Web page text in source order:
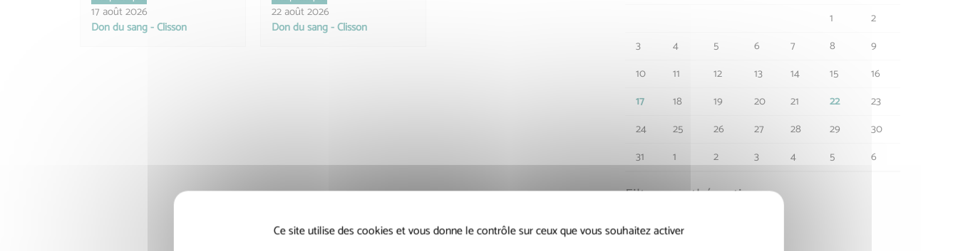
17 août 2026
Don du sang - Clisson
22 août 2026
Don du sang - Clisson
1
2
3
4 5 6 7 8
9
10
11 12 13 14 15
16
17
18 19 20 21 22
23
24
25 26 27 28 29
30
31
1 2 3 4 5 6
Filtrer par thématique
Action Sociale
Ce site utilise des cookies et vous donne le contrôle sur ceux que vous souhaitez activer